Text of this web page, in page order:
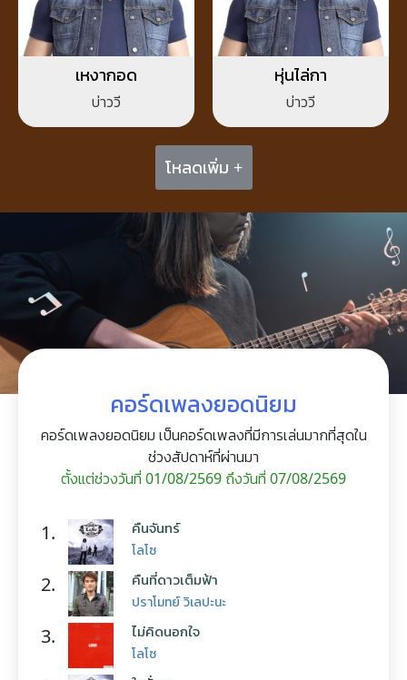
เหงากอด
บ่าววี
หุ่นไล่กา
บ่าววี
โหลดเพิ่ม +
คอร์ดเพลงยอดนิยม
คอร์ดเพลงยอดนิยม เป็นคอร์ดเพลงที่มีการเล่นมากที่สุดใน
ช่วงสัปดาห์ที่ผ่านมา
ตั้งแต่ช่วงวันที่ 01/08/2569 ถึงวันที่ 07/08/2569
1. คืนจันทร์
โลโซ
2. คืนที่ดาวเต็มฟ้า
ปราโมทย์ วิเลปะนะ
3. ไม่คิดนอกใจ
โลโซ